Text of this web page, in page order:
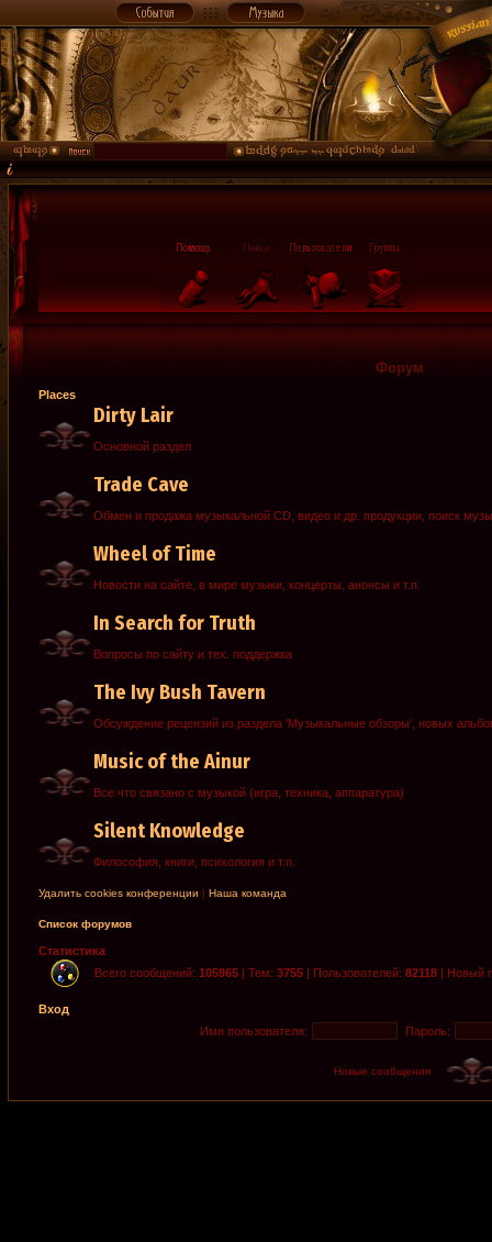
Форум
Places
Dirty Lair
Основной раздел
Trade Cave
Обмен и продажа музыкальной CD, видео и др. продукции, поиск
Wheel of Time
Новости на сайте, в мире музыки, концерты, анонсы и т.п.
In Search for Truth
Вопросы по сайту и тех. поддержка
The Ivy Bush Tavern
Обсуждение рецензий из раздела 'Музыкальные обзоры', новых
Music of the Ainur
Все что связано с музыкой (игра, техника, аппаратура)
Silent Knowledge
Философия, книги, психология и т.п.
Удалить cookies конференции | Наша команда
Список форумов
Статистика
Всего сообщений: 105965 | Тем: 3755 | Пользователей: 82118 | Новый
Вход
Имя пользователя:
Пароль:
Новые сообщения